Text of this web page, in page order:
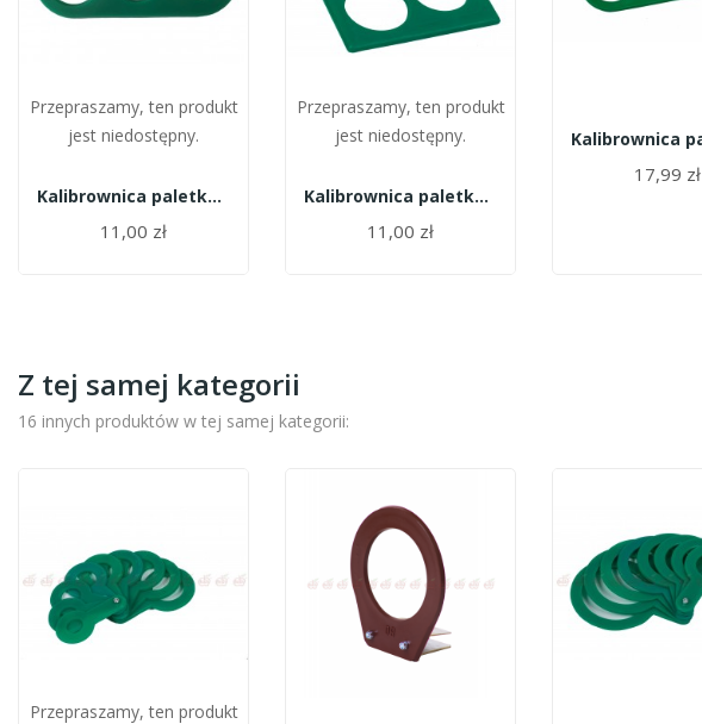
Przepraszamy, ten produkt
jest niedostępny.
Kalibrownica paletka 30-40 mm
11,00 zł
Przepraszamy, ten produkt
jest niedostępny.
Kalibrownica paletka 35-50 mm
11,00 zł
17,99 zł
Z tej samej kategorii
16 innych produktów w tej samej kategorii:
Przepraszamy, ten produkt